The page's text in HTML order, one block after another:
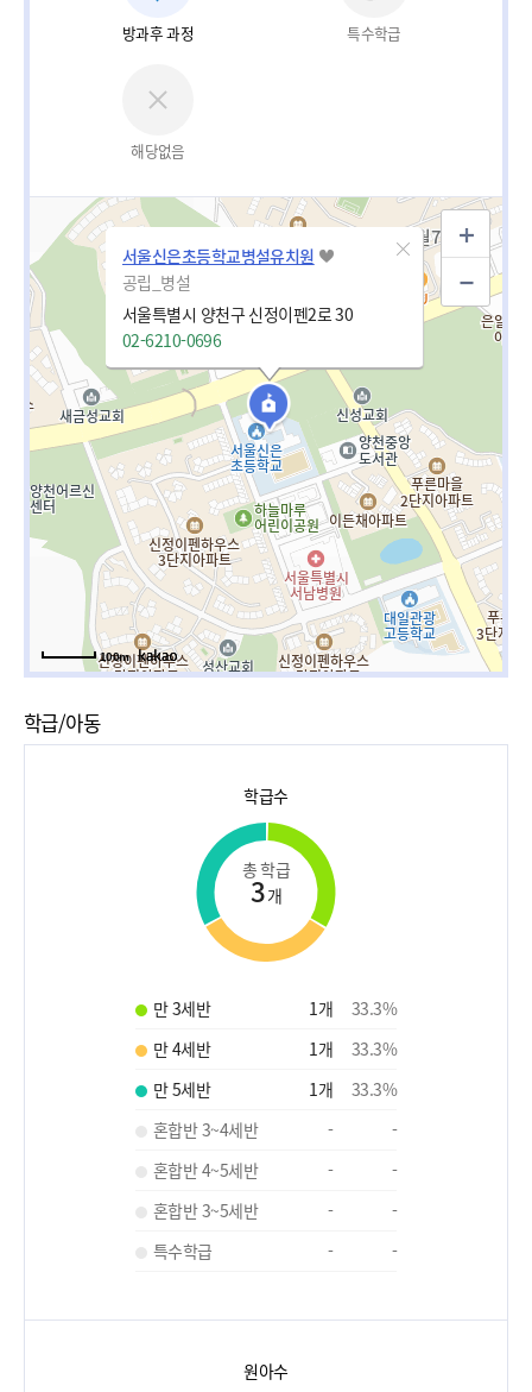
방과후 과정 특수학급
해당없음
서울신은초등학교병설유치원
공립_병설
서울특별시 양천구 신정이펜2로 30
02-6210-0696
100m
학급/아동
학급수
총 학급
3개
만 3세반 1개 33.3%
만 4세반
1개 33.3%
만 5세반
1개 33.3%
혼합반 3~4세반
-
-
혼합반 4~5세반
-
-
혼합반 3~5세반
-
-
특수학급
- -
원아수